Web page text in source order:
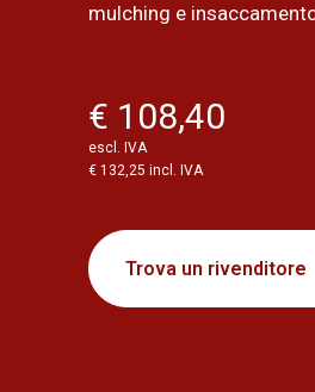
mulching e
€ 108,40
escl. IVA
€ 132,25 incl. IVA
Trova un rivenditore